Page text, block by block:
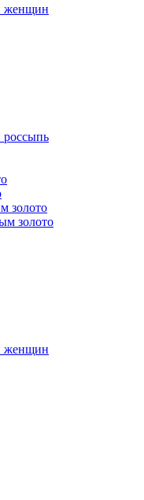
женщин
россыпь
золото
золото
женщин